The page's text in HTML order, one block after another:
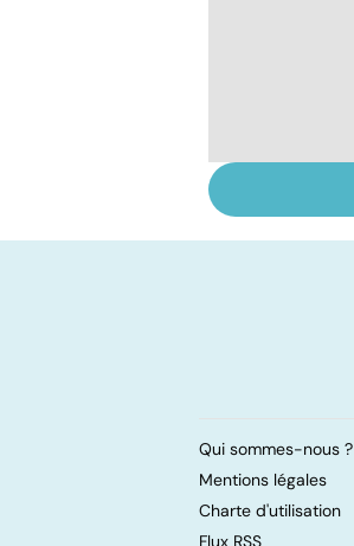
vitiligo
Qui sommes-nous ?
Mentions légales
Charte d'utilisation
Flux RSS